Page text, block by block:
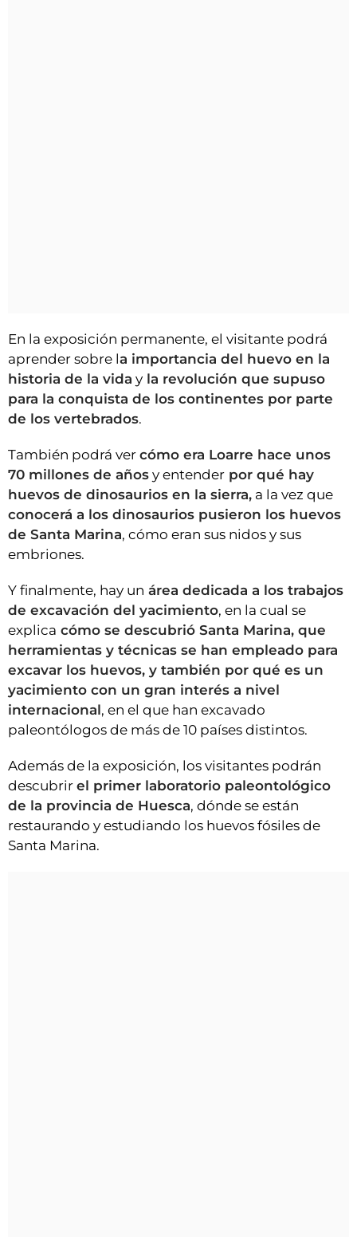
En la exposición permanente, el visitante podrá
aprender sobre la importancia del huevo en la
historia de la vida y la revolución que supuso
para la conquista de los continentes por parte
de los vertebrados.
También podrá ver cómo era Loarre hace unos
70 millones de años y entender por qué hay
huevos de dinosaurios en la sierra, a la vez que
conocerá a los dinosaurios pusieron los huevos
de Santa Marina, cómo eran sus nidos y sus
embriones.
Y finalmente, hay un área dedicada a los trabajos
de excavación del yacimiento, en la cual se
explica cómo se descubrió Santa Marina, que
herramientas y técnicas se han empleado para
excavar los huevos, y también por qué es un
yacimiento con un gran interés a nivel
internacional, en el que han excavado
paleontólogos de más de 10 países distintos.
Además de la exposición, los visitantes podrán
descubrir el primer laboratorio paleontológico
de la provincia de Huesca, dónde se están
restaurando y estudiando los huevos fósiles de
Santa Marina.